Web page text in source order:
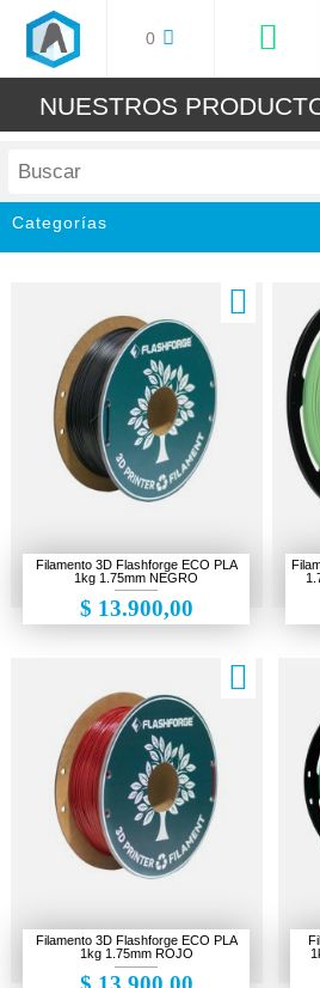
0
NUESTROS
Categorías
Filamentos 3D
Resinas 3D
Grabadoras Cortadora Laser
Accesorios y Repuestos
Cámaras de seguridad
Electrónica
Herramientas
Impresiones 3D
Liquidación
Makers
Filamento 3D Flashforge ECO PLA
1kg 1.75mm NEGRO
$ 13.900,00
Filamento 3D Flashforge ECO PLA
1kg 1.75mm ROJO